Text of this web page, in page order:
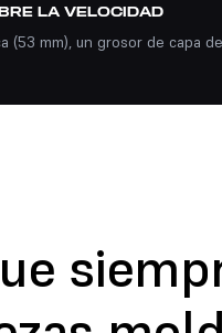
LA VELOCIDAD
mm), un grosor de capa